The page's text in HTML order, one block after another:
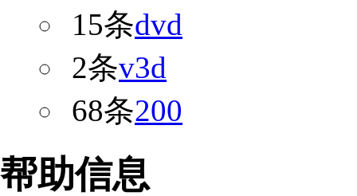
15条dvd
2条v3d
68条200
帮助信息